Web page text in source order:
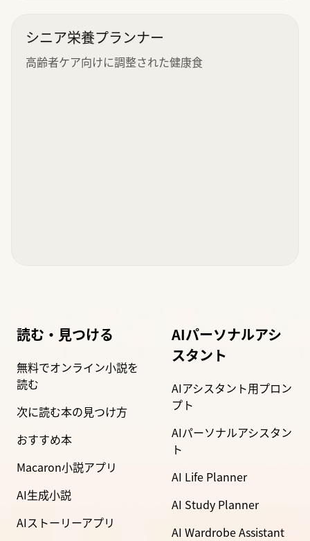
シニア栄養プランナー
高齢者ケア向けに調整された健康食
読む・見つける
無料でオンライン小説を
読む
次に読む本の見つけ方
おすすめ本
Macaron小説アプリ
AI生成小説
AIストーリーアプリ
AIパーソナルアシ
スタント
AIアシスタント用プロン
プト
AIパーソナルアシスタン
ト
AI Life Planner
AI Study Planner
AI Wardrobe Assistant